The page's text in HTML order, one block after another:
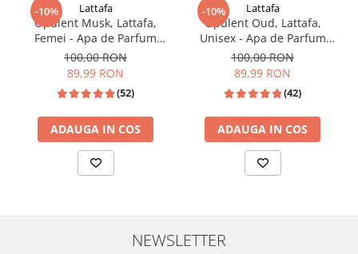
-10% Lattafa
Opulent Musk, Lattafa,
Femei - Apa de Parfum
100ml
100,00 RON
89,99 RON
(52)
ADAUGA IN COS
-10% Lattafa
Opulent Oud, Lattafa,
Unisex - Apa de Parfum
100ml
100,00 RON
89,99 RON
(42)
ADAUGA IN COS
NEWSLETTER